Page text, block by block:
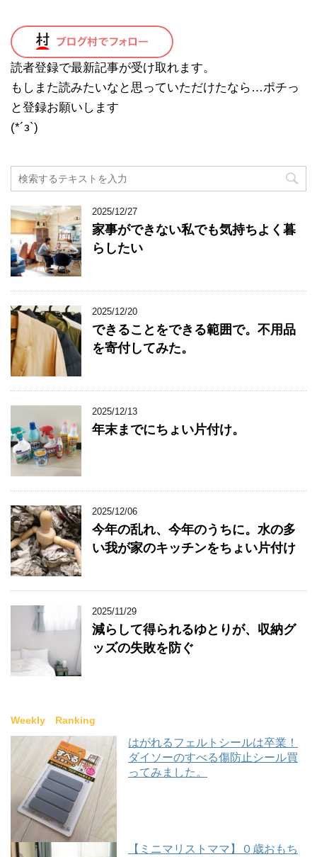
読者登録で最新記事が受け取れます。
もしまた読みたいなと思っていただけたなら…ポチっ
と登録お願いします
(*´з`)
2025/12/27
家事ができない私でも気持ちよく暮
らしたい
2025/12/20
できることをできる範囲で。不用品
を寄付してみた。
2025/12/13
年末までにちょい片付け。
2025/12/06
今年の乱れ、今年のうちに。水の多
い我が家のキッチンをちょい片付け
2025/11/29
減らして得られるゆとりが、収納グ
ッズの失敗を防ぐ
Weekly Ranking
はがれるフェルトシールは卒業！
ダイソーのすべる傷防止シール買
ってみました。
【ミニマリストママ】０歳おもち